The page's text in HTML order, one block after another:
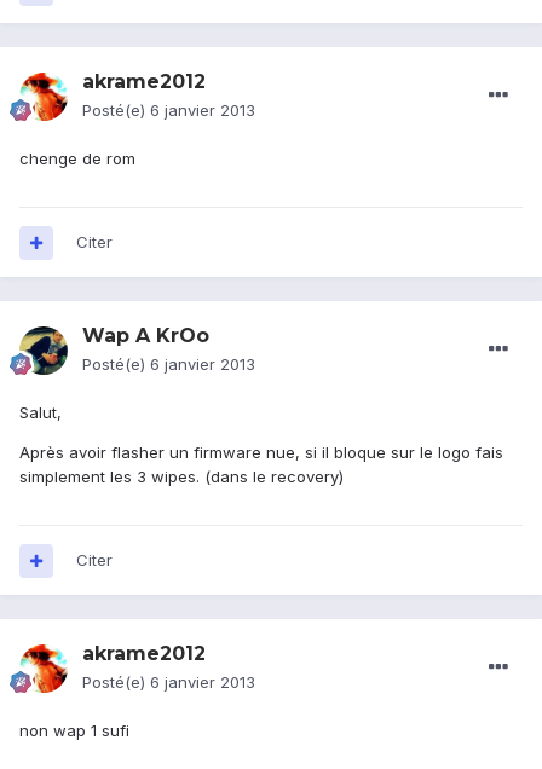
akrame2012
Posté(e) 6 janvier 2013
chenge de rom
Citer
Wap A KrOo
Posté(e) 6 janvier 2013
Salut,
Après avoir flasher un firmware nue, si il bloque sur le logo fais
simplement les 3 wipes. (dans le recovery)
Citer
akrame2012
Posté(e) 6 janvier 2013
non wap 1 sufi